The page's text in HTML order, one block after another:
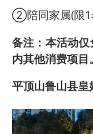
②陪同家属(限1
备注：本活动
内其他消费项目。
平顶山鲁山县皇